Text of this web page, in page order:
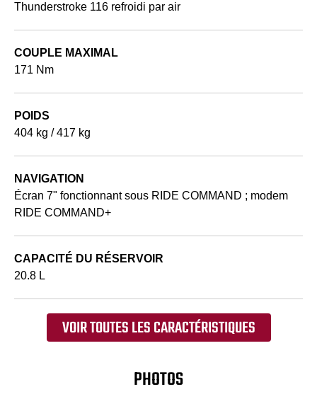
Thunderstroke 116 refroidi par air
COUPLE MAXIMAL
171 Nm
POIDS
404 kg / 417 kg
NAVIGATION
Écran 7" fonctionnant sous RIDE COMMAND ; modem
RIDE COMMAND+
CAPACITÉ DU RÉSERVOIR
20.8 L
VOIR TOUTES LES CARACTÉRISTIQUES
PHOTOS